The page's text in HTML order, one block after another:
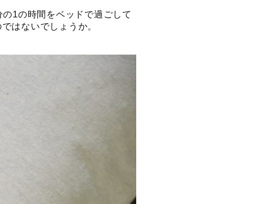
1の時間をベッドで過ごして
はないでしょうか。